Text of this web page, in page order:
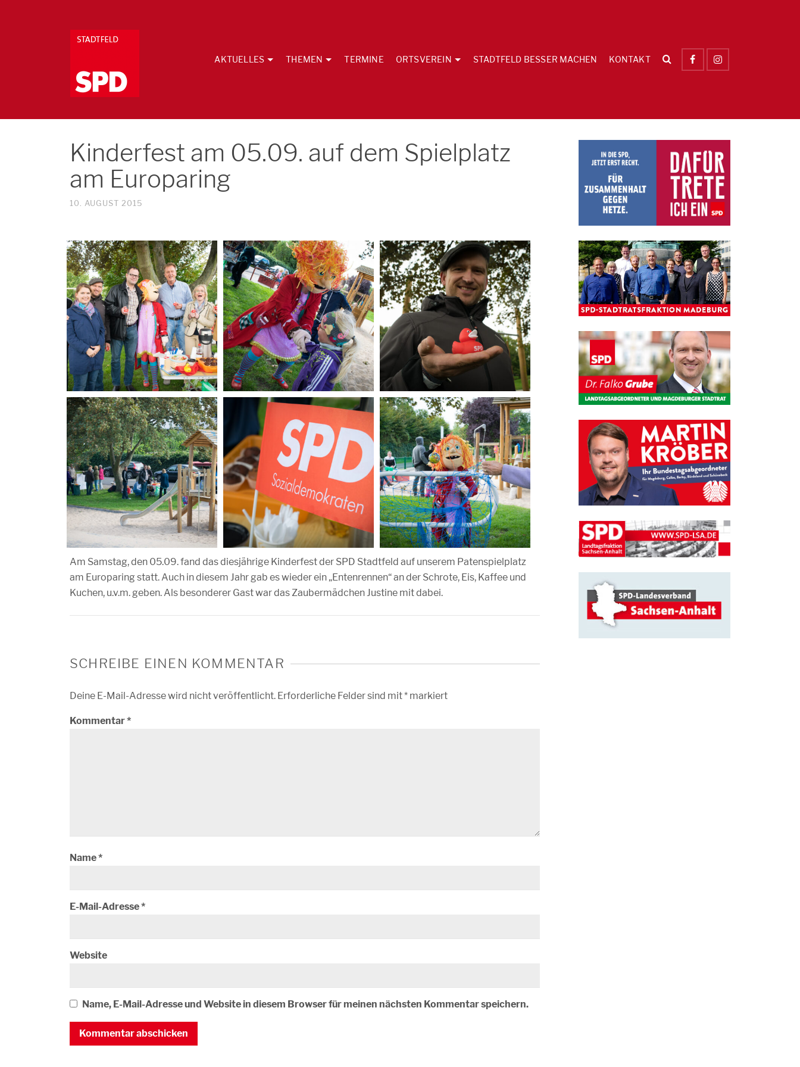
AKTUELLES THEMEN TERMINE ORTSVEREIN STADTFELD BESSER MACHEN KONTAKT
Kinderfest am 05.09. auf dem Spielplatz
am Europaring
10. AUGUST 2015
Am Samstag, den 05.09. fand das diesjährige Kinderfest der SPD Stadtfeld auf unserem Patenspielplatz
am Europaring statt. Auch in diesem Jahr gab es wieder ein „Entenrennen“ an der Schrote, Eis, Kaffee und
Kuchen, u.v.m. geben. Als besonderer Gast war das Zaubermädchen Justine mit dabei.
SCHREIBE EINEN KOMMENTAR
Deine E-Mail-Adresse wird nicht veröffentlicht. Erforderliche Felder sind mit* markiert
Kommentar*
Name*
E-Mail-Adresse*
Website
Name, E-Mail-Adresse und Website in diesem Browser für meinen nächsten Kommentar speichern.